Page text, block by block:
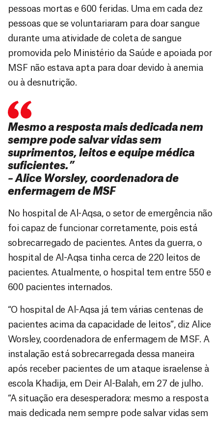
pessoas mortas e 600 feridas. Uma em cada dez
pessoas que se voluntariaram para doar sangue
durante uma atividade de coleta de sangue
promovida pelo Ministério da Saúde e apoiada por
MSF não estava apta para doar devido à anemia
ou à desnutrição.
Mesmo a resposta mais dedicada nem
sempre pode salvar vidas sem
suprimentos, leitos e equipe médica
suficientes.”
– Alice Worsley, coordenadora de
enfermagem de MSF
No hospital de Al-Aqsa, o setor de emergência não
foi capaz de funcionar corretamente, pois está
sobrecarregado de pacientes. Antes da guerra, o
hospital de Al-Aqsa tinha cerca de 220 leitos de
pacientes. Atualmente, o hospital tem entre 550 e
600 pacientes internados.
“O hospital de Al-Aqsa já tem várias centenas de
pacientes acima da capacidade de leitos”, diz Alice
Worsley, coordenadora de enfermagem de MSF. A
instalação está sobrecarregada dessa maneira
após receber pacientes de um ataque israelense à
escola Khadija, em Deir Al-Balah, em 27 de julho.
“A situação era desesperadora: mesmo a resposta
mais dedicada nem sempre pode salvar vidas sem